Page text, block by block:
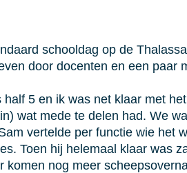
schooldag op de
door docenten en een
5 en ik was net klaar met
wat mede te delen had. We
vertelde per functie wie het
Toen hij helemaal klaar was
komen nog meer